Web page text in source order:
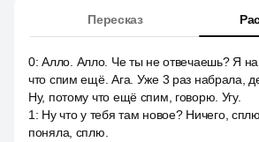
Пересказ
0:Алло. Алло. Че ты не отвечаешь? Я
что спим ещё. Ага. Уже 3 раз набрала,
Ну, потому что ещё спим, говорю. Угу.
1 : Ну что у тебя там новое? Ничего,
поняла, сплю.